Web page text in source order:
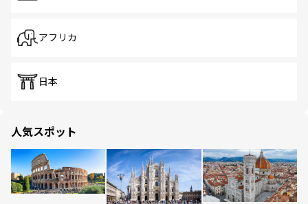
アフリカ
日本
人気スポット